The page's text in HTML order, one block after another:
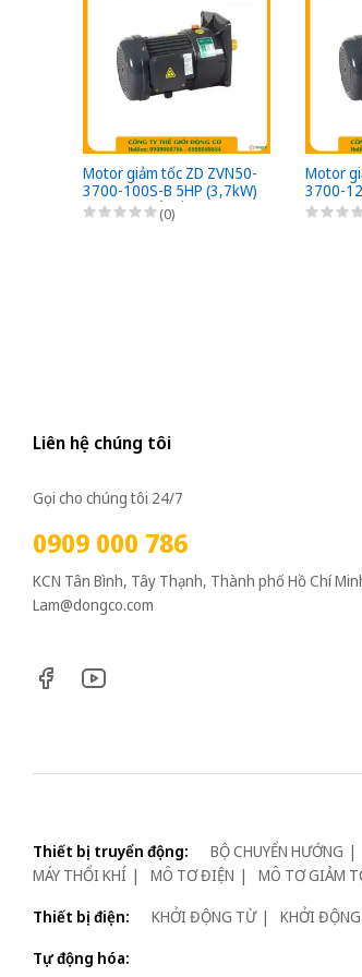
Motor giảm tốc ZD ZVN50-
3700-100S-B 5HP (3,7kW)
- 1/100 - kiểu lắp Mặt bích
3 Pha 220/380VAC, Loại
(0)
Motor
3700-
- 1/120 -
3 Pha
Liên hệ chúng tôi
Gọi cho chúng tôi 24/7
0909 000 786
KCN Tân Bình, Tây Thạnh, Thành phố Hồ Chí
Lam@dongco.com
Thiết bị truyển động: BỘ CHUYỂN HƯỚNG
MÁY THỔI KHÍ
MÔ TƠ ĐIỆN MÔ TƠ GIẢM
Thiết bị điện:
KHỞI ĐỘNG TỪ
KHỞI
Tự động hóa: